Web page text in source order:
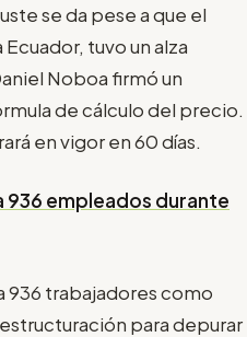
se da pese a que el
tuvo un alza
Noboa firmó un
de cálculo del precio.
en vigor en 60 días.
empleados durante
936 trabajadores como
para depurar